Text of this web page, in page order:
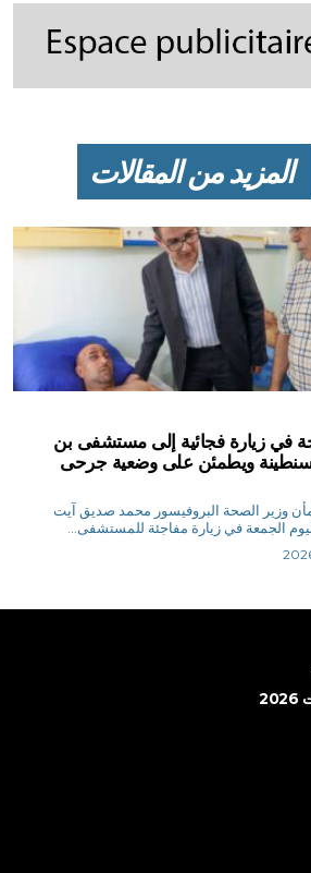
المزيد من المقالات
في زيارة فجائية إلى مستشفى بن
ويطمئن على وضعية جرحى
اطمأن وزير الصحة البروفيسور محمد صديق آيت
الجمعة في زيارة مفاجئة للمستشفى...